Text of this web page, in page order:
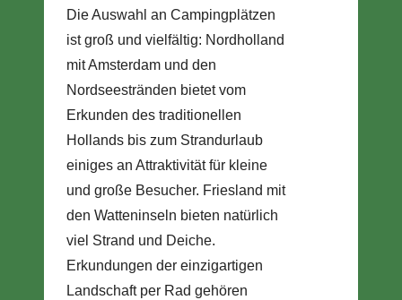
Die Auswahl an Campingplätzen
ist groß und vielfältig: Nordholland
mit Amsterdam und den
Nordseestränden bietet vom
Erkunden des traditionellen
Hollands bis zum Strandurlaub
einiges an Attraktivität für kleine
und große Besucher. Friesland mit
den Watteninseln bieten natürlich
viel Strand und Deiche.
Erkundungen der einzigartigen
Landschaft per Rad gehören